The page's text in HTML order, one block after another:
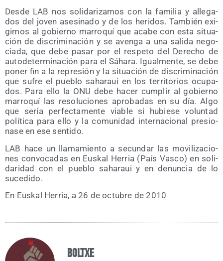
Des­de LAB nos soli­da­ri­za­mos con la fami­lia y alle­ga­
dos del joven ase­si­na­do y de los heri­dos. Tam­bién exi­
gi­mos al gobierno marro­quí que aca­be con esta situa­
ción de dis­cri­mi­na­ción y se aven­ga a una sali­da nego­
cia­da, que debe pasar por el res­pe­to del Dere­cho de
auto­de­ter­mi­na­ción para el Sáha­ra. Igual­men­te, se debe
poner fin a la repre­sión y la situa­ción de dis­cri­mi­na­ción
que sufre el pue­blo saha­raui en los terri­to­rios ocu­pa­
dos. Para ello la ONU debe hacer cum­plir al gobierno
marro­quí las reso­lu­cio­nes apro­ba­das en su día. Algo
que sería per­fec­ta­men­te via­ble si hubie­se volun­tad
polí­ti­ca para ello y la comu­ni­dad inter­na­cio­nal pre­sio­
na­se en ese sentido.
LAB hace un lla­ma­mien­to a secun­dar las movi­li­za­cio­
nes con­vo­ca­das en Eus­kal Herria (País Vas­co) en soli­
da­ri­dad con el pue­blo saha­raui y en denun­cia de lo
sucedido.
En Eus­kal Herria, a 26 de octu­bre de 2010
Boltxe